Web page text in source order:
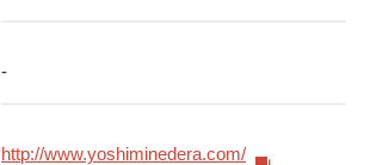
-
http://www.yoshiminedera.com/